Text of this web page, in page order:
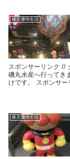
株主優待生活
スポンサーリンク //
磯丸水産へ行ってき
けです。 スポンサー
株主優待生活